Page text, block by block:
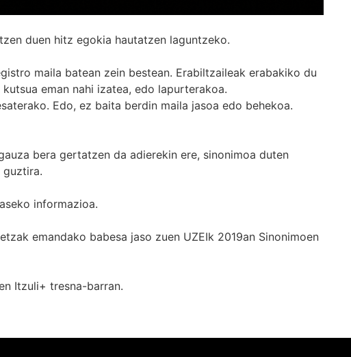
duen hitz egokia hautatzen laguntzeko.
maila batean zein bestean. Erabiltzaileak erabakiko du
eman nahi izatea, edo lapurterakoa.
Edo, ez baita berdin maila jasoa edo behekoa.
bera gertatzen da adierekin ere, sinonimoa duten
guztira.
informazioa.
emandako babesa jaso zuen UZEIk 2019an Sinonimoen
Itzuli+ tresna-barran.